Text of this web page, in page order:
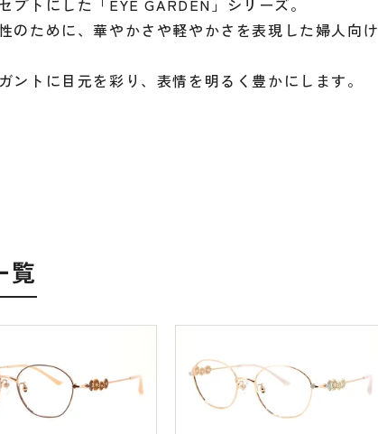
プトにした「EYE GARDEN」シリーズ。
のために、華やかさや軽やかさを表現した婦人向け
ントに目元を彩り、表情を明るく豊かにします。
覧